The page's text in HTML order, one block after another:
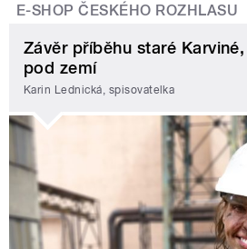
E-SHOP ČESKÉHO ROZHLASU
Závěr příběhu staré
pod zemí
Karin Lednická, spisovatelka